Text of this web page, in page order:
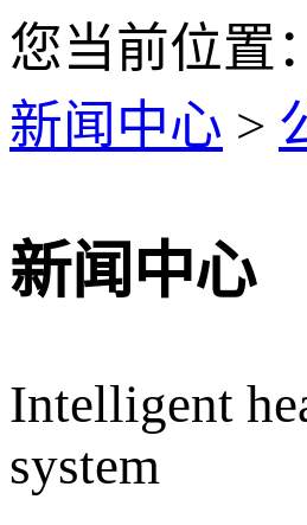
您当前位置
新闻中心 >
新闻中心
Intelligent
system